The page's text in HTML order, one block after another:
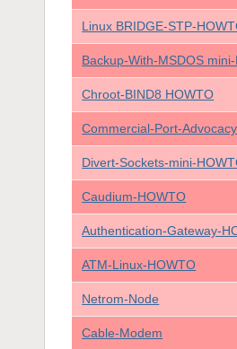
Linux BRIDGE-STP-
Backup-With-MSDOS
Chroot-BIND8 HOWTO
Commercial-Port-Advocacy
Divert-Sockets-mini-
Caudium-HOWTO
Authentication-Gateway-
ATM-Linux-HOWTO
Netrom-Node
Cable-Modem